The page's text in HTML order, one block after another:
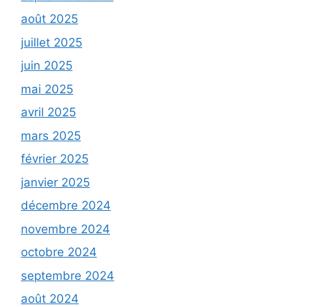
août 2025
juillet 2025
juin 2025
mai 2025
avril 2025
mars 2025
février 2025
janvier 2025
décembre 2024
novembre 2024
octobre 2024
septembre 2024
août 2024